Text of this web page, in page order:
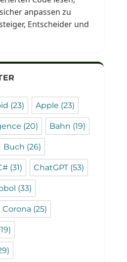
anpassen zu
Entscheider und
(23) Apple (23)
(20) Bahn (19)
Buch (26)
(31) ChatGPT(53)
(33)
Corona (25)